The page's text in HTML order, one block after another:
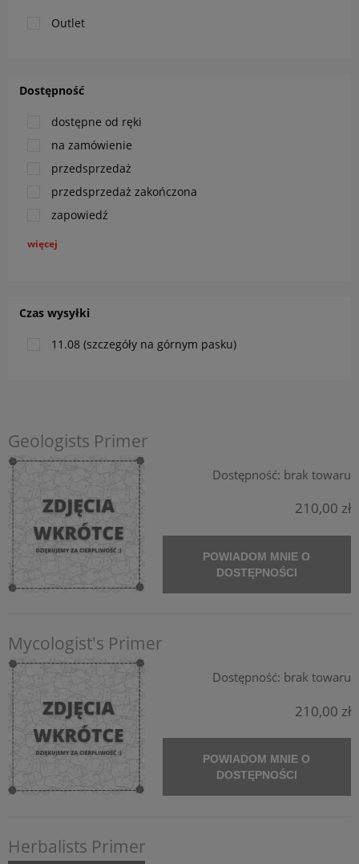
Outlet
Dostępność
dostępne od ręki
na zamówienie
przedsprzedaż
przedsprzedaż zakończona
zapowiedź
więcej
Czas wysyłki
11.08 (szczegóły na górnym pasku)
Geologists Primer
Dostępność: brak towaru
210,00 zł
POWIADOM MNIE O
DOSTĘPNOŚCI
Mycologist's Primer
Dostępność: brak towaru
210,00 zł
POWIADOM MNIE O
DOSTĘPNOŚCI
Herbalists Primer